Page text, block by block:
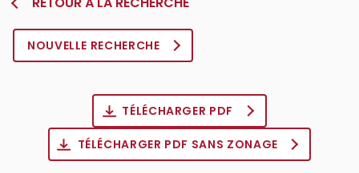
NOUVELLE RECHERCHE
TÉLÉCHARGER PDF
TÉLÉCHARGER PDF SANS ZONAGE